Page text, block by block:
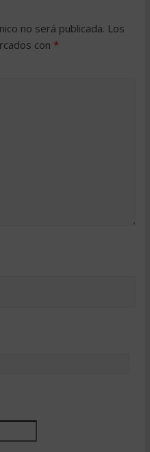
no será publicada. Los
con *